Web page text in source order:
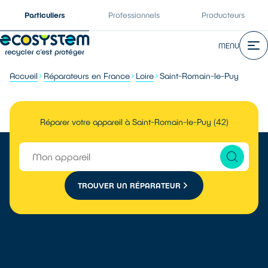
Particuliers Professionnels Producteurs
MENU
Accueil Réparateurs en France Loire Saint-Romain-le-Puy
Réparer votre appareil à Saint-Romain-le-Puy (42)
TROUVER UN RÉPARATEUR